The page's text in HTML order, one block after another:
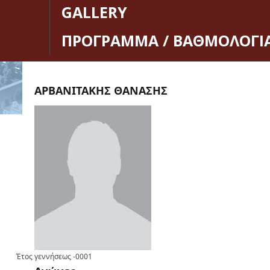
GALLERY
ΠΡΟΓΡΑΜΜΑ /
ΑΡΒΑΝΙΤΑΚΗΣ ΘΑΝΑΣΗΣ
Έτος γεννήσεως-0001